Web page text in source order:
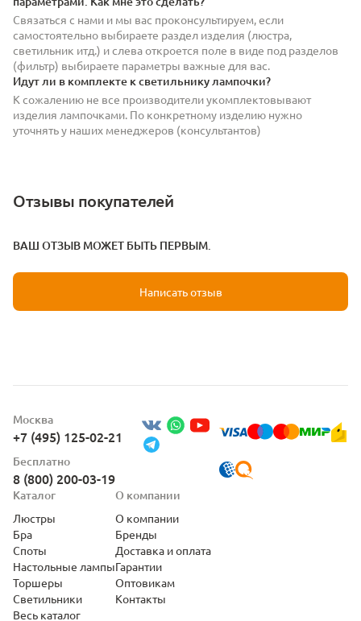
Связаться с нами и мы вас проконсультируем, если
самостоятельно выбираете раздел изделия (люстра,
светильник итд.) и слева откроется поле в виде под разделов
(фильтр) выбираете параметры важные для вас.
Идут ли в комплекте к светильнику лампочки?
К сожалению не все производители укомплектовывают
изделия лампочками. По конкретному изделию нужно
уточнять у наших менеджеров (консультантов)
Отзывы покупателей
ВАШ ОТЗЫВ МОЖЕТ БЫТЬ ПЕРВЫМ.
Написать отзыв
Москва
+7 (495) 125-02-21
Бесплатно
8 (800) 200-03-19
Каталог
Люстры
Бра
Споты
Настольные лампы
Торшеры
Светильники
Весь каталог
О компании
О компании
Бренды
Доставка и оплата
Гарантии
Оптовикам
Контакты